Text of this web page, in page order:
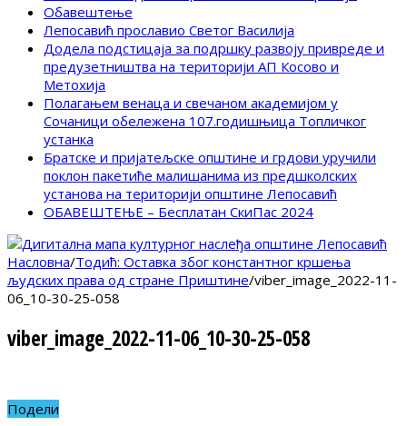
Обавештење
Лепосавић прославио Светог Василија
Додела подстицаја за подршку развоју привреде и
предузетништва на територији АП Косово и
Метохија
Полагањем венаца и свечаном академијом у
Сочаници обележена 107.годишњица Топличког
устанка
Братске и пријатељске општине и грдови уручили
поклон пакетиће малишанима из предшколских
установа на територији општине Лепосавић
ОБАВЕШТЕЊЕ – Бесплатан СкиПас 2024
Насловна/Тодић: Оставка због константног кршења
људских права од стране Приштине/viber_image_2022-11-
06_10-30-25-058
viber_image_2022-11-06_10-30-25-058
Подели